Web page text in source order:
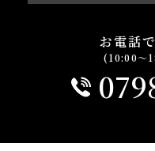
お電話
(10:00～